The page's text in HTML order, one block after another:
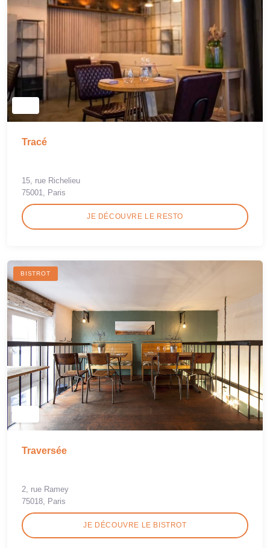
Tracé
15, rue Richelieu
75001, Paris
JE DÉCOUVRE LE RESTO
BISTROT
Traversée
2, rue Ramey
75018, Paris
JE DÉCOUVRE LE BISTROT